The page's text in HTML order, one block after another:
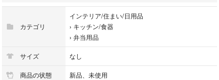
レトロ感漂うアルミ弁当箱は、軽くて丈夫。安心と安全を愛情にプラスし
より
●アルミ弁当箱の素材「アルミニウム」の特徴【軽くて強い】アルミの比
重は2.7で、鉄のほぼ3分の3、一定の条件のもとで比べた場合、アルミは
カテゴリ
インテリア/住まい/日用品
› キッチン/食器
› 弁当用品
サイズ なし
商品の状態 新品、未使用